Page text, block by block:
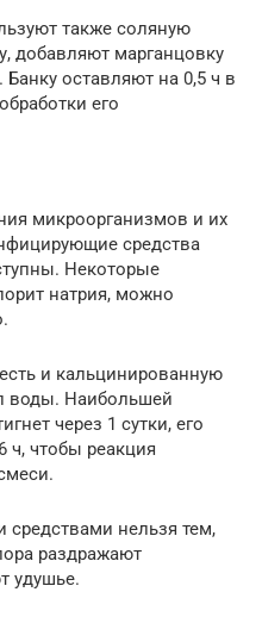
также соляную
добавляют марганцовку
Банку оставляют на 0,5 ч в
его
микроорганизмов и их
средства
Некоторые
натрия, можно
и кальцинированную
воды. Наибольшей
через 1 сутки, его
ч, чтобы реакция
средствами нельзя тем,
раздражают
удушье.